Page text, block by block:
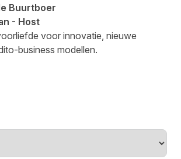
Buurtboer
- Host
voor innovatie, nieuwe
business modellen.